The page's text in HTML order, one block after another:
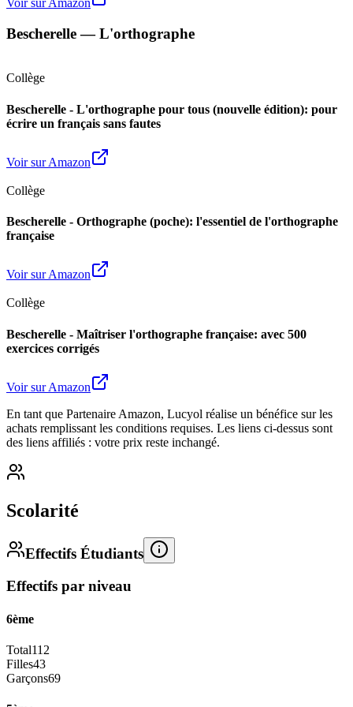
Bescherelle — L'orthographe
Collège
Bescherelle - L'orthographe pour tous (nouvelle édition): pour
écrire un français sans fautes
Voir sur Amazon
Collège
Bescherelle - Orthographe (poche): l'essentiel de l'orthographe
française
Voir sur Amazon
Collège
Bescherelle - Maîtriser l'orthographe française: avec 500
exercices corrigés
Voir sur Amazon
En tant que Partenaire Amazon, Lucyol réalise un bénéfice sur les
achats remplissant les conditions requises. Les liens ci-dessus sont
des liens affiliés : votre prix reste inchangé.
Scolarité
Effectifs Étudiants
Effectifs par niveau
6ème
Total112
Filles43
Garçons69